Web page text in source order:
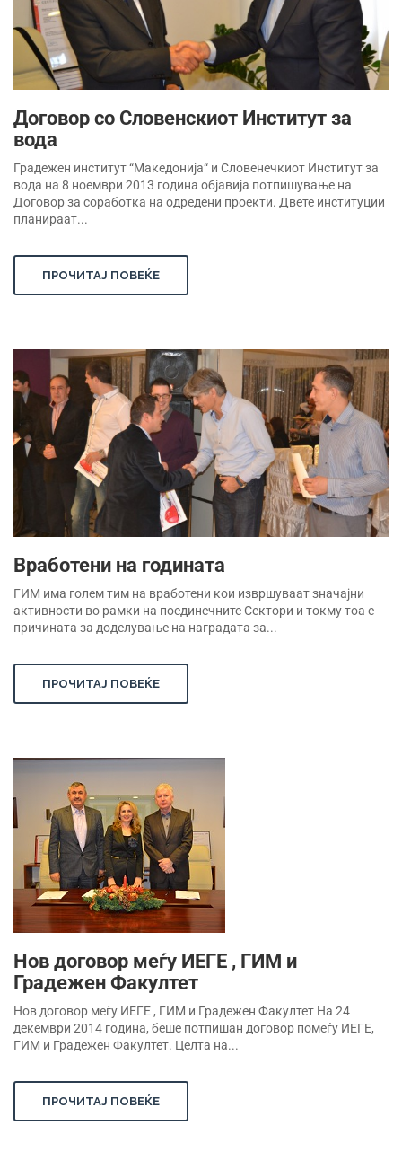
Договор со Словенскиот Институт за
вода
Градежен институт “Македонија“ и Словенечкиот Институт за
вода на 8 ноември 2013 година објавија потпишување на
Договор за соработка на одредени проекти. Двете институции
планираат...
ПРОЧИТАЈ ПОВЕЌЕ
Вработени на годината
ГИМ има голем тим на вработени кои извршуваат значајни
активности во рамки на поединечните Сектори и токму тоа е
причината за доделување на наградата за...
ПРОЧИТАЈ ПОВЕЌЕ
Нов договор меѓу ИЕГЕ , ГИМ и
Градежен Факултет
Нов договор меѓу ИЕГЕ , ГИМ и Градежен Факултет На 24
декември 2014 година, беше потпишан договор помеѓу ИЕГЕ,
ГИМ и Градежен Факултет. Целта на...
ПРОЧИТАЈ ПОВЕЌЕ